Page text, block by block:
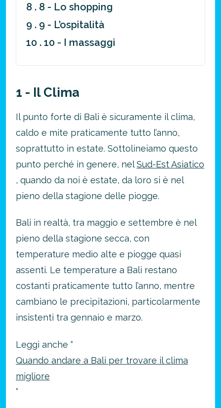
8 . 8 - Lo shopping
9 . 9 - L’ospitalità
10 . 10 - I massaggi
1 - Il Clima
Il punto forte di Bali è sicuramente il clima,
caldo e mite praticamente tutto l’anno,
soprattutto in estate. Sottolineiamo questo
punto perché in genere, nelSud-Est Asiatico
, quando da noi è estate, da loro si è nel
pieno della stagione delle piogge.
Bali in realtà, tra maggio e settembre è nel
pieno della stagione secca, con
temperature medio alte e piogge quasi
assenti. Le temperature a Bali restano
costanti praticamente tutto l’anno, mentre
cambiano le precipitazioni, particolarmente
insistenti tra gennaio e marzo.
Leggi anche “
Quando andare a Bali per trovare il clima
migliore
”